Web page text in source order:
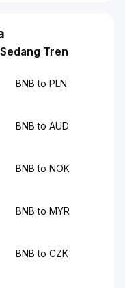
Tren
BNB to PLN
BNB to AUD
BNB to NOK
BNB to MYR
BNB to CZK